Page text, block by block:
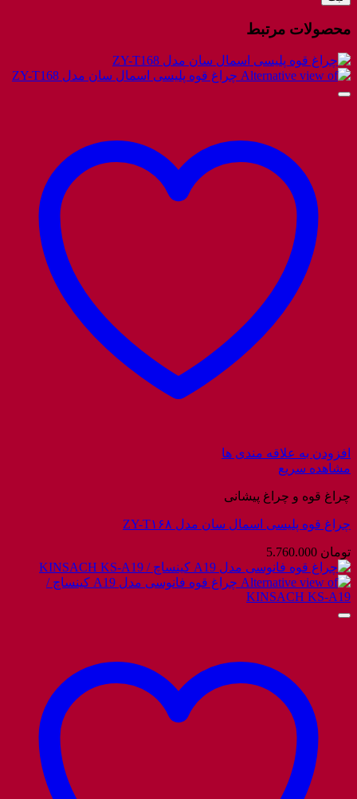
محصولات مرتبط
افزودن به علاقه مندی ها
مشاهده سریع
چراغ قوه و چراغ پیشانی
چراغ قوه پلیسی اسمال سان مدل ZY-T۱۶۸
تومان